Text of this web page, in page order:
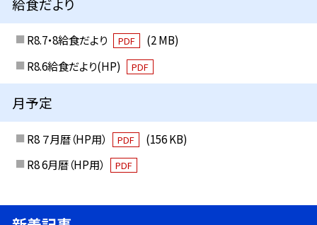
給食だより
R8.7・8給食だより PDF
(2 MB)
R8.6給食だより(HP)
PDF
月予定
R8 ７月暦（HP用） PDF
(156 KB)
R8 6月暦（HP用）
PDF